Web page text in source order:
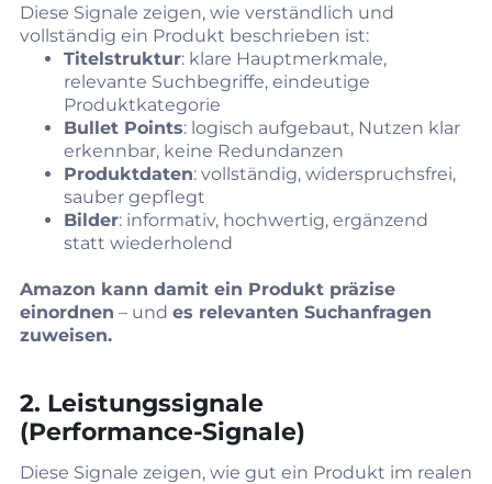
Diese Signale zeigen, wie verständlich und
vollständig ein Produkt beschrieben ist:
Titelstruktur: klare Hauptmerkmale,
relevante Suchbegriffe, eindeutige
Produktkategorie
Bullet Points: logisch aufgebaut, Nutzen klar
erkennbar, keine Redundanzen
Produktdaten: vollständig, widerspruchsfrei,
sauber gepflegt
Bilder: informativ, hochwertig, ergänzend
statt wiederholend
Amazon kann damit ein Produkt präzise
einordnen – und es relevanten Suchanfragen
zuweisen.
2. Leistungssignale
(Performance‑Signale)
Diese Signale zeigen, wie gut ein Produkt im realen